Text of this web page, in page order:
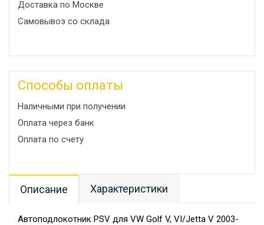
Доставка по Москве
Самовывоз со склада
Способы оплаты
Наличными при получении
Оплата через банк
Оплата по счету
Описание Характеристики
Автоподлокотник PSV для VW Golf V, VI/Jetta V 2003-